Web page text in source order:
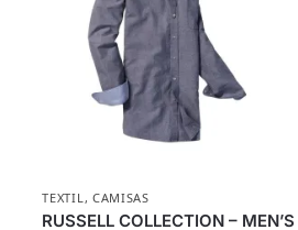
TEXTIL, CAMISAS
RUSSELL COLLECTION – MEN’S